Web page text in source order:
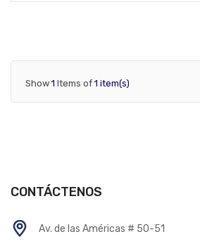
Show 1 Items of 1 item(s)
CONTÁCTENOS
Av. de las Américas # 50-51